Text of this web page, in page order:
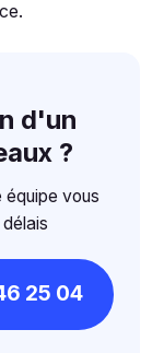
d'un
?
équipe vous
25 04